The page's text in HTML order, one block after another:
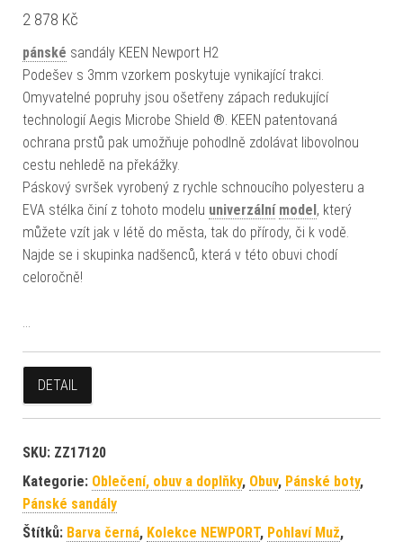
2 878 Kč
pánské sandály KEEN Newport H2
Podešev s 3mm vzorkem poskytuje vynikající trakci.
Omyvatelné popruhy jsou ošetřeny zápach redukující
technologií Aegis Microbe Shield ®. KEEN patentovaná
ochrana prstů pak umožňuje pohodlně zdolávat libovolnou
cestu nehledě na překážky.
Páskový svršek vyrobený z rychle schnoucího polyesteru a
EVA stélka činí z tohoto modelu univerzální model, který
můžete vzít jak v létě do města, tak do přírody, či k vodě.
Najde se i skupinka nadšenců, která v této obuvi chodí
celoročně!
…
DETAIL
SKU: ZZ17120
Kategorie: Oblečení, obuv a doplňky, Obuv, Pánské boty,
Pánské sandály
Štítků: Barva černá, Kolekce NEWPORT, Pohlaví Muž,